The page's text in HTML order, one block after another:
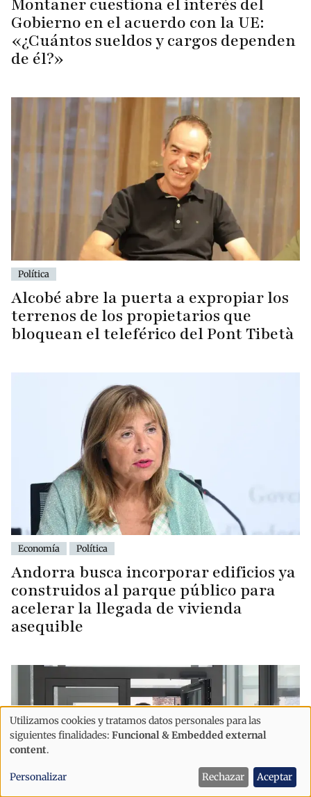
Montaner cuestiona el interés del
Gobierno en el acuerdo con la UE:
«¿Cuántos sueldos y cargos dependen
de él?»
Política
Alcobé abre la puerta a expropiar los
terrenos de los propietarios que
bloquean el teleférico del Pont Tibetà
Economía Política
Andorra busca incorporar edificios ya
construidos al parque público para
acelerar la llegada de vivienda
asequible
Uso
de
datos
personales
Utilizamos cookies y tratamos datos personales para las
siguientes finalidades: Funcional & Embedded external
content.
Personalizar Rechazar Aceptar